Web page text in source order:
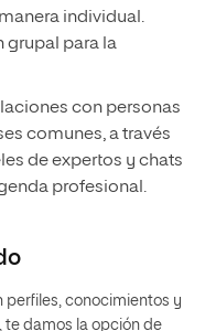
individual.
grupal para la
con personas
comunes, a través
de expertos y chats
profesional.
conocimientos y
te damos la opción de